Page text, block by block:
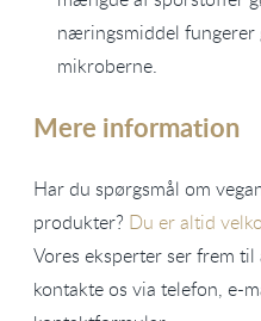
næringsmiddel fungerer
mikroberne.
Mere information
Har du spørgsmål om
produkter? Du er altid
Vores eksperter ser frem
kontakte os via telefon, e-